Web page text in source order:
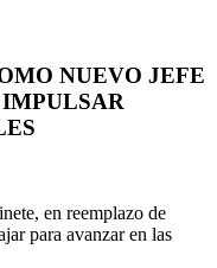
NUEVO JEFE
en reemplazo de
para avanzar en las